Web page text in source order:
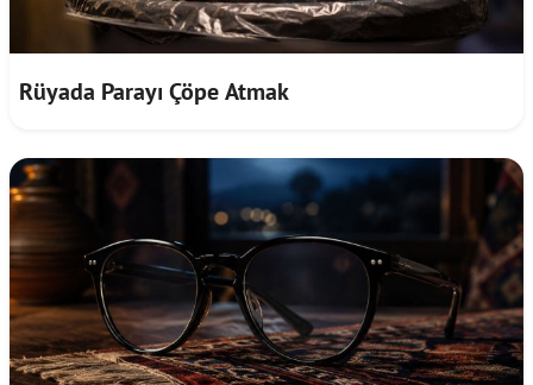
Rüyada Parayı Çöpe Atmak